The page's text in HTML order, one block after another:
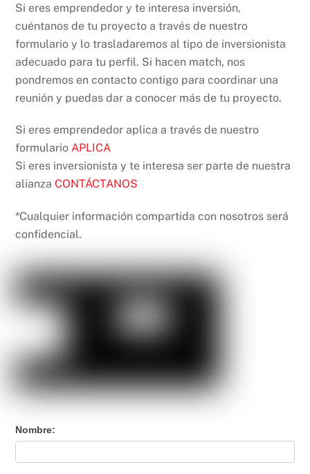
Si eres emprendedor y te interesa inversión,
cuéntanos de tu proyecto a través de nuestro
formulario y lo trasladaremos al tipo de inversionista
adecuado para tu perfil. Si hacen match, nos
pondremos en contacto contigo para coordinar una
reunión y puedas dar a conocer más de tu proyecto.
Si eres emprendedor aplica a través de nuestro
formularioAPLICA
Si eres inversionista y te interesa ser parte de nuestra
alianzaCONTÁCTANOS
*Cualquier información compartida con nosotros será
confidencial.
Contáctanos
Nombre: